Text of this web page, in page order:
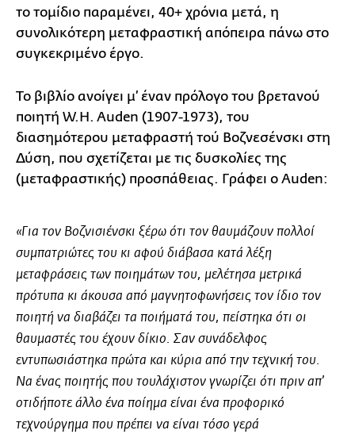
το τομίδιο παραμένει, 40+ χρόνια μετά, η
συνολικότερη μεταφραστική απόπειρα πάνω στο
συγκεκριμένο έργο.
Το βιβλίο ανοίγει μ’ έναν πρόλογο του βρετανού
ποιητή W.H. Auden (1907-1973), του
διασημότερου μεταφραστή τού Βοζνεσένσκι στη
Δύση, που σχετίζεται με τις δυσκολίες της
(μεταφραστικής) προσπάθειας. Γράφει ο Auden:
«Για τον Βοζνισιένσκι ξέρω ότι τον θαυμάζουν πολλοί
συμπατριώτες του κι αφού διάβασα κατά λέξη
μεταφράσεις των ποιημάτων του, μελέτησα μετρικά
πρότυπα κι άκουσα από μαγνητοφωνήσεις τον ίδιο τον
ποιητή να διαβάζει τα ποιήματά του, πείστηκα ότι οι
θαυμαστές του έχουν δίκιο. Σαν συνάδελφος
εντυπωσιάστηκα πρώτα και κύρια από την τεχνική του.
Να ένας ποιητής που τουλάχιστον γνωρίζει ότι πριν απ’
οτιδήποτε άλλο ένα ποίημα είναι ένα προφορικό
τεχνούργημα που πρέπει να είναι τόσο γερά